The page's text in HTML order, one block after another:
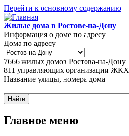
Перейти к основному содержанию
Жилые дома в Ростове-на-Дону
Информация о доме по адресу
Дома по адресу
7666 жилых домов Ростова-на-Дону
811 управляющих организаций ЖКХ
Название улицы, номера дома
Главное меню